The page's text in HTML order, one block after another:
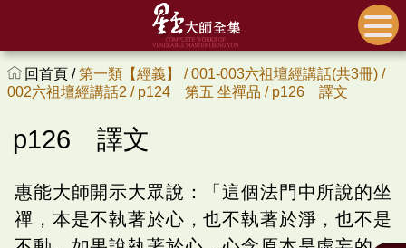
回首頁 /第一類【經義】 /001-003六祖壇經講話(共3冊) /
002六祖壇經講話2 / p124 第五 坐禪品 / p126 譯文
p126 譯文
惠能大師開示大眾說：「這個法門中所說的坐
禪，本是不執著於心，也不執著於淨，也不是